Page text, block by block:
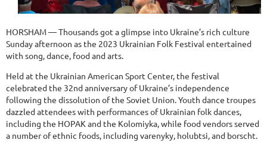
HORSHAM — Thousands got a glimpse into Ukraine’s rich culture
Sunday afternoon as the 2023 Ukrainian Folk Festival entertained
with song, dance, food and arts.
Held at the Ukrainian American Sport Center, the festival
celebrated the 32nd anniversary of Ukraine’s independence
following the dissolution of the Soviet Union. Youth dance troupes
dazzled attendees with performances of Ukrainian folk dances,
including the HOPAK and the Kolomiyka, while food vendors served
a number of ethnic foods, including varenyky, holubtsi, and borscht.